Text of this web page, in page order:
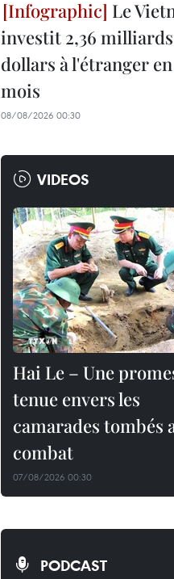
Le
investit 2,36
dollars à l'étranger
mois
08/08/2026 00:30
VIDEOS
Hai Le – Une
tenue envers les
camarades tombés
combat
07/08/2026 00:30
PODCAST